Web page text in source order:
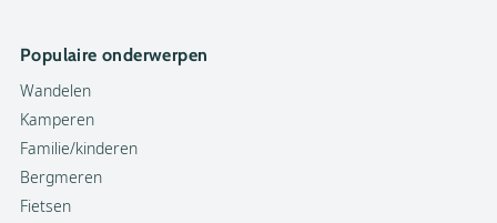
Populaire onderwerpen
Wandelen
Kamperen
Familie/kinderen
Bergmeren
Fietsen